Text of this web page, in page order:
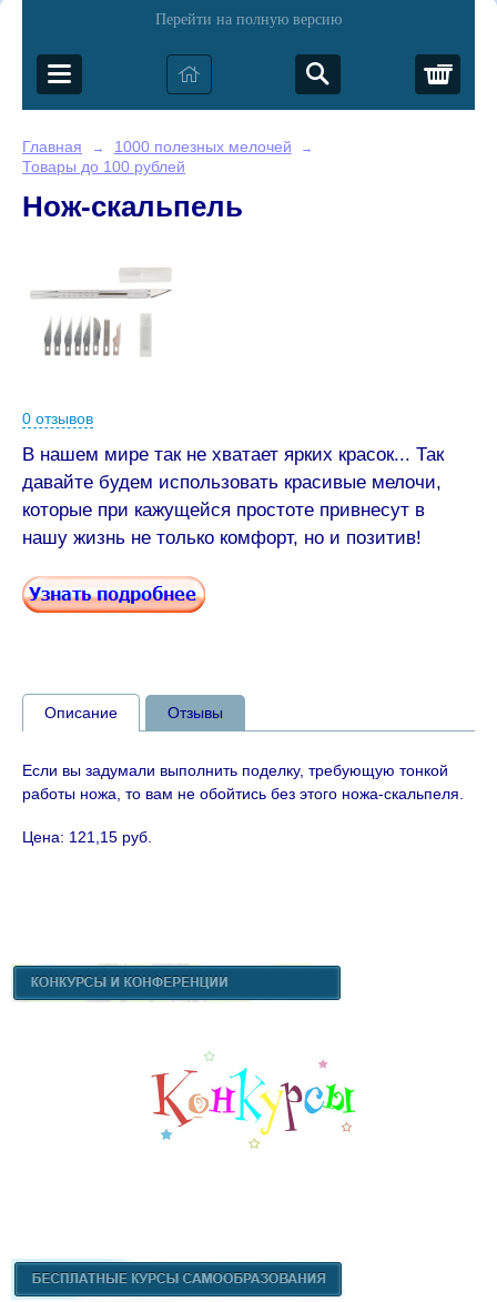
Перейти на полную версию
Главная → 1000 полезных мелочей →
Товары до 100 рублей
Нож-скальпель
0 отзывов
В нашем мире так не хватает ярких красок... Так
давайте будем использовать красивые мелочи,
которые при кажущейся простоте привнесут в
нашу жизнь не только комфорт, но и позитив!
Описание Отзывы
Если вы задумали выполнить поделку, требующую тонкой
работы ножа, то вам не обойтись без этого ножа-скальпеля.
Цена: 121,15 руб.